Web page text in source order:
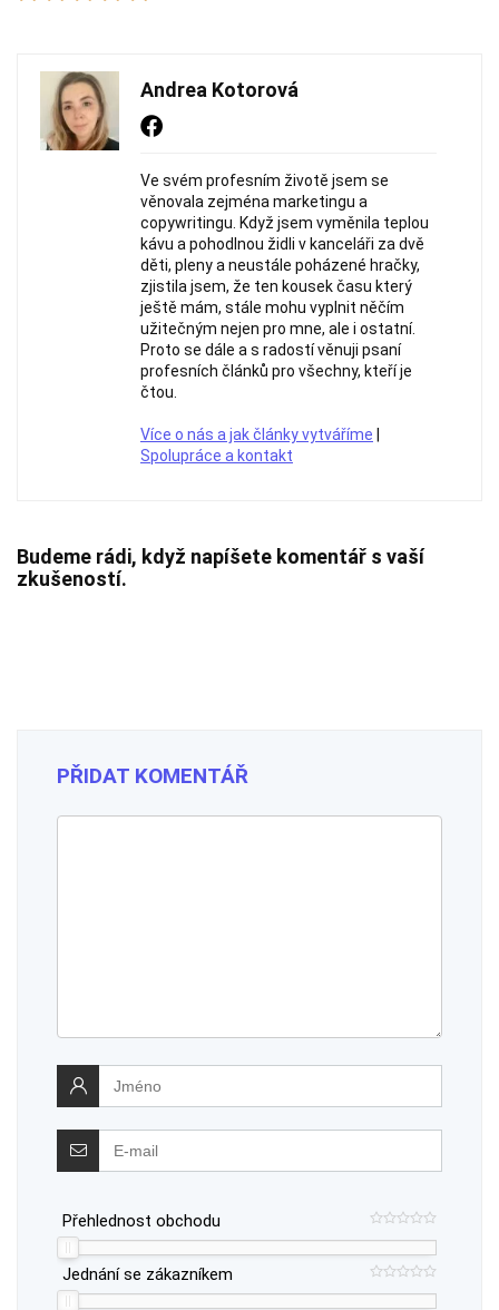
Andrea Kotorová
Ve svém profesním životě jsem se
věnovala zejména marketingu a
copywritingu. Když jsem vyměnila teplou
kávu a pohodlnou židli v kanceláři za dvě
děti, pleny a neustále poházené hračky,
zjistila jsem, že ten kousek času který
ještě mám, stále mohu vyplnit něčím
užitečným nejen pro mne, ale i ostatní.
Proto se dále a s radostí věnuji psaní
profesních článků pro všechny, kteří je
čtou.
Více o nás a jak články vytváříme
Spolupráce a kontakt
Budeme rádi, když napíšete komentář s vaší
zkušeností.
PŘIDAT KOMENTÁŘ
Přehlednost obchodu
Jednání se zákazníkem